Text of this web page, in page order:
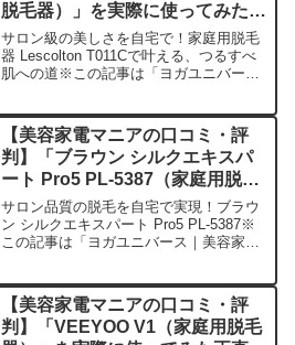
脱毛器）」を実際に使ってみた正
直感想
サロン級の美しさを自宅で！家庭用脱毛
器 Lescolton T011Cで叶える、つるすべ
肌への道※この記事は「ヨガユニバース
口コミ今日、編集部が紹介したいのが
「Lesc...
【美容家電マニアの口コミ・評
判】「ブラウン シルクエキスパ
ート Pro5 PL-5387（家庭用脱毛
器）」を実際に使ってみた正直感
想
サロン品質の脱毛を自宅で実現！ブラウ
ン シルクエキスパート Pro5 PL-5387※
この記事は「ヨガユニバース｜美容家電
す。今日、編集部が紹介したいのが「ブ
ラウン シル...
【美容家電マニアの口コミ・評
判】「VEEYOO V1（家庭用脱毛